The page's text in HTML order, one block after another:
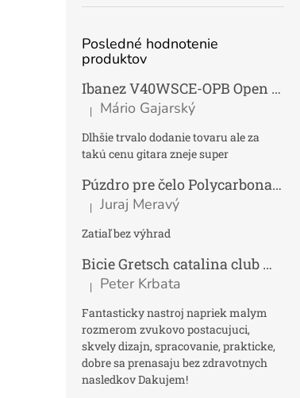
Posledné hodnotenie
produktov
Ibanez V40WSCE-OPB Open Pore Brown Elektroakustická gitara Dreadnought
Hodnotenie produktu je 4 z 5 hviezdičiek.
| Mário Gajarský
Dlhšie trvalo dodanie tovaru ale za
takú cenu gitara zneje super
Púzdro pre čelo Polycarbonat FUN
Hodnotenie produktu je 5 z 5 hviezdičiek.
| Juraj Meravý
Zatiaľ bez výhrad
Bicie Gretsch catalina club micro kit saf
Hodnotenie produktu je 5 z 5 hviezdičiek.
| Peter Krbata
Fantasticky nastroj napriek malym
rozmerom zvukovo postacujuci,
skvely dizajn, spracovanie, prakticke,
dobre sa prenasaju bez zdravotnych
nasledkov Dakujem!